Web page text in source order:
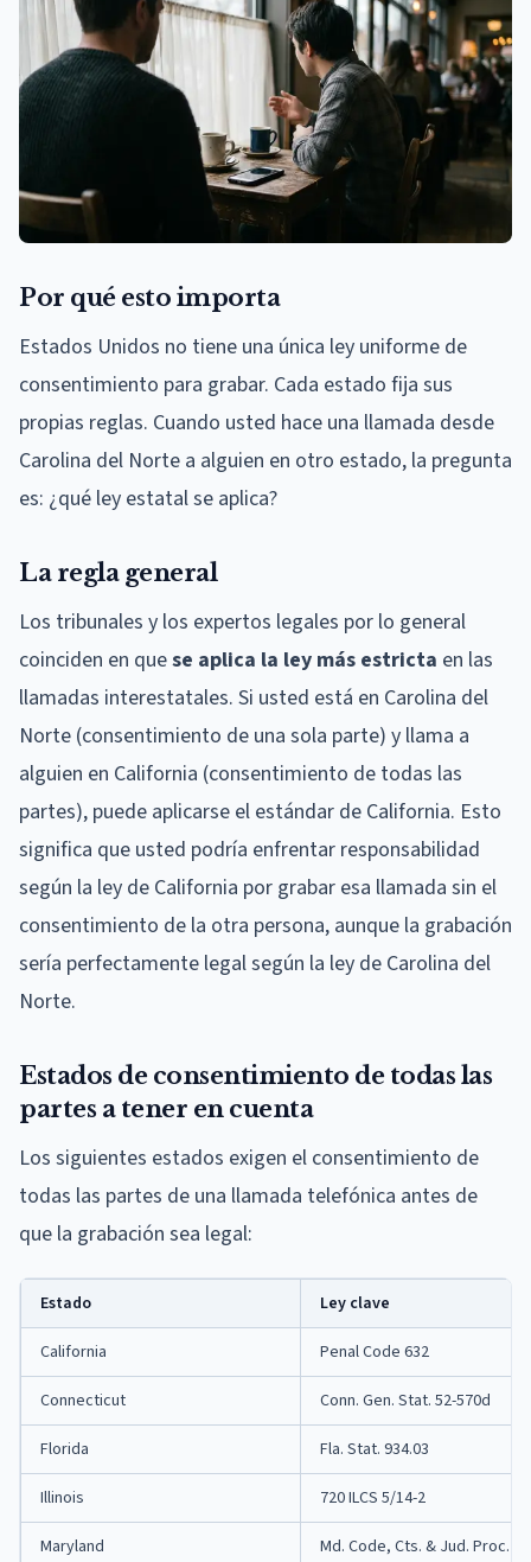
Por qué esto importa
Estados Unidos no tiene una única ley uniforme de
consentimiento para grabar. Cada estado fija sus
propias reglas. Cuando usted hace una llamada desde
Carolina del Norte a alguien en otro estado, la pregunta
es: ¿qué ley estatal se aplica?
La regla general
Los tribunales y los expertos legales por lo general
coinciden en quese aplica la ley más estricta en las
llamadas interestatales. Si usted está en Carolina del
Norte (consentimiento de una sola parte) y llama a
alguien en California (consentimiento de todas las
partes), puede aplicarse el estándar de California. Esto
significa que usted podría enfrentar responsabilidad
según la ley de California por grabar esa llamada sin el
consentimiento de la otra persona, aunque la grabación
sería perfectamente legal según la ley de Carolina del
Norte.
Estados de consentimiento de todas las
partes a tener en cuenta
Los siguientes estados exigen el consentimiento de
todas las partes de una llamada telefónica antes de
que la grabación sea legal:
Estado Ley clave
California Penal Code 632
Connecticut Conn. Gen. Stat. 52-570d
Florida Fla. Stat. 934.03
Illinois 720 ILCS 5/14-2
Maryland Md. Code, Cts. & Jud. Proc.